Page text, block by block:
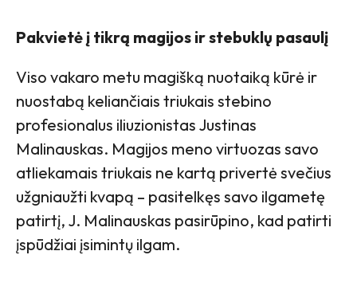
Pakvietė į tikrą magijos ir stebuklų pasaulį
Viso vakaro metu magišką nuotaiką kūrė ir
nuostabą keliančiais triukais stebino
profesionalus iliuzionistas Justinas
Malinauskas. Magijos meno virtuozas savo
atliekamais triukais ne kartą privertė svečius
užgniaužti kvapą – pasitelkęs savo ilgametę
patirtį, J. Malinauskas pasirūpino, kad patirti
įspūdžiai įsimintų ilgam.